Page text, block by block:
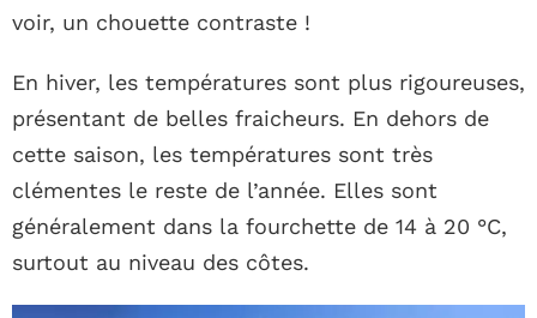
voir, un chouette contraste !
En hiver, les températures sont plus rigoureuses,
présentant de belles fraicheurs. En dehors de
cette saison, les températures sont très
clémentes le reste de l’année. Elles sont
généralement dans la fourchette de 14 à 20 °C,
surtout au niveau des côtes.